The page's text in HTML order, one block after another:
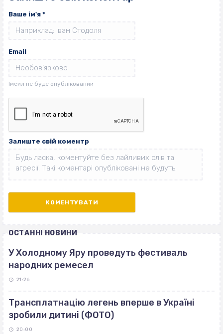
Ваше ім'я *
Email
Залиште свій коментр
ОСТАННІ НОВИНИ
У Холодному Яру проведуть фестиваль
народних ремесел
21:26
Трансплатнацію легень вперше в Україні
зробили дитині (ФОТО)
20:00